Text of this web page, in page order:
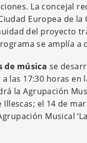
La concejal
Europea de la
del proyecto
se amplía a
de música se
las 17:30 horas en
la Agrupación
el 14 de
Musical